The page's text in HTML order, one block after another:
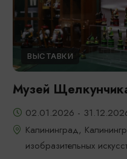
ВЫСТАВКИ
Музей
02.01.2026 -
Калининград,
изобразительных